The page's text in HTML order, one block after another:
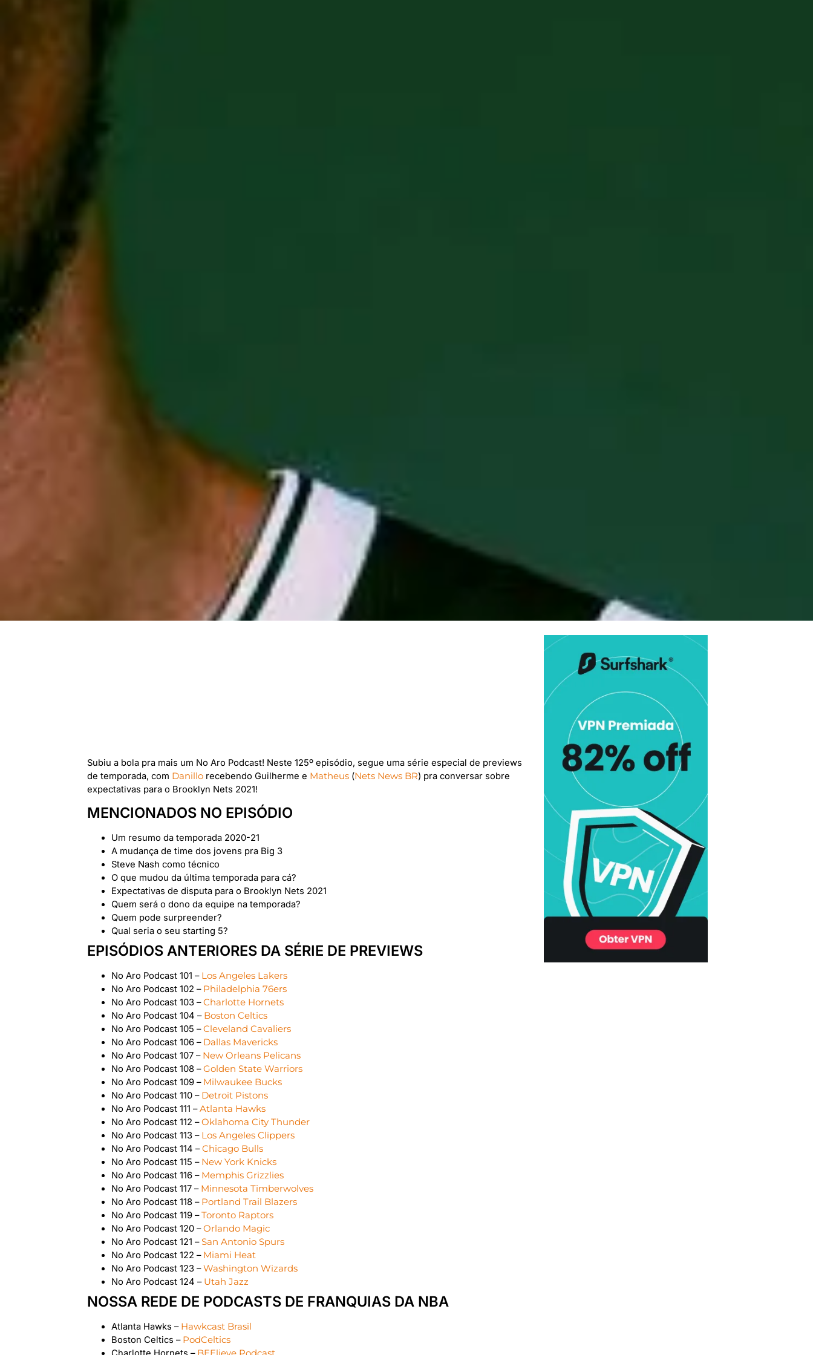
Subiu a bola pra mais um No Aro Podcast! Neste 125º episódio, segue uma série especial de previews
de temporada, com Danillo recebendo Guilherme e Matheus (Nets News BR) pra conversar sobre
expectativas para o Brooklyn Nets 2021!
MENCIONADOS NO EPISÓDIO
Um resumo da temporada 2020-21
A mudança de time dos jovens pra Big 3
Steve Nash como técnico
O que mudou da última temporada para cá?
Expectativas de disputa para o Brooklyn Nets 2021
Quem será o dono da equipe na temporada?
Quem pode surpreender?
Qual seria o seu starting 5?
EPISÓDIOS ANTERIORES DA SÉRIE DE PREVIEWS
No Aro Podcast 101 – Los Angeles Lakers
No Aro Podcast 102 – Philadelphia 76ers
No Aro Podcast 103 –Charlotte Hornets
No Aro Podcast 104 – Boston Celtics
No Aro Podcast 105 –Cleveland Cavaliers
No Aro Podcast 106 – Dallas Mavericks
No Aro Podcast 107 – New Orleans Pelicans
No Aro Podcast 108 –Golden State Warriors
No Aro Podcast 109 – Milwaukee Bucks
No Aro Podcast 110 – Detroit Pistons
No Aro Podcast 111 –Atlanta Hawks
No Aro Podcast 112 –Oklahoma City Thunder
No Aro Podcast 113 – Los Angeles Clippers
No Aro Podcast 114 –Chicago Bulls
No Aro Podcast 115 – New York Knicks
No Aro Podcast 116 – Memphis Grizzlies
No Aro Podcast 117 – Minnesota Timberwolves
No Aro Podcast 118 – Portland Trail Blazers
No Aro Podcast 119 –Toronto Raptors
No Aro Podcast 120 –Orlando Magic
No Aro Podcast 121 –San Antonio Spurs
No Aro Podcast 122 – Miami Heat
No Aro Podcast 123 –Washington Wizards
No Aro Podcast 124 – Utah Jazz
NOSSA REDE DE PODCASTS DE FRANQUIAS DA NBA
Atlanta Hawks – Hawkcast Brasil
Boston Celtics – PodCeltics